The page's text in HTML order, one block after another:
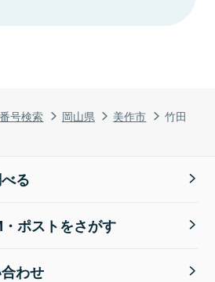
号検索 岡山県 美作市 竹田
る
ポストをさがす
わせ